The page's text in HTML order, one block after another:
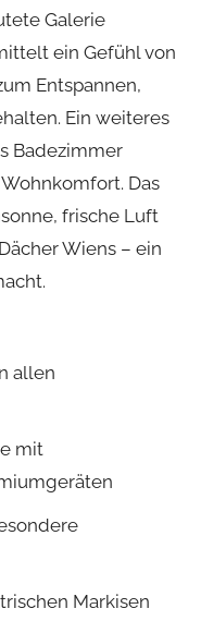
Galerie
ein Gefühl von
Entspannen,
Ein weiteres
Badezimmer
Das
frische Luft
Wiens – ein
allen
mit
Markisen